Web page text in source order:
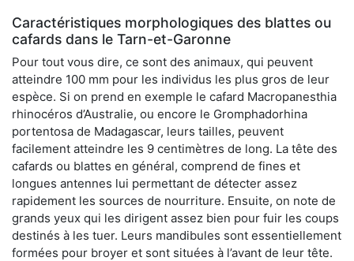
Caractéristiques morphologiques des blattes ou
cafards dans le Tarn-et-Garonne
Pour tout vous dire, ce sont des animaux, qui peuvent
atteindre 100 mm pour les individus les plus gros de leur
espèce. Si on prend en exemple le cafard Macropanesthia
rhinocéros d’Australie, ou encore le Gromphadorhina
portentosa de Madagascar, leurs tailles, peuvent
facilement atteindre les 9 centimètres de long. La tête des
cafards ou blattes en général, comprend de fines et
longues antennes lui permettant de détecter assez
rapidement les sources de nourriture. Ensuite, on note de
grands yeux qui les dirigent assez bien pour fuir les coups
destinés à les tuer. Leurs mandibules sont essentiellement
formées pour broyer et sont situées à l’avant de leur tête.